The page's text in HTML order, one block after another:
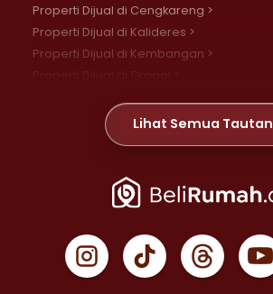
Properti Dijual di Cengkareng >
Properti Dijual di Kalideres >
Properti Dijual di Kembangan >
Properti Dijual di Meruya >
Properti Dijual di Jelambar >
Properti Dijual di Jakarta Pusat >
Properti Dijual di Gambir >
Properti Dijual di Johar Baru >
Lihat Semua Tautan